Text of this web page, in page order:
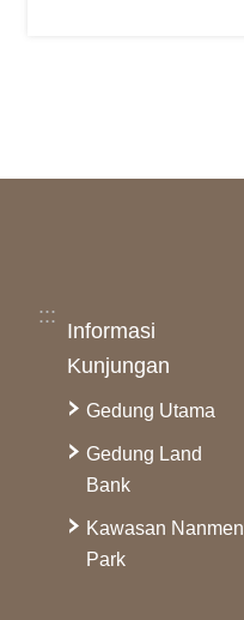
:::
Informasi
Kunjungan
Gedung Utama
Gedung Land
Bank
Kawasan Nanmen
Park